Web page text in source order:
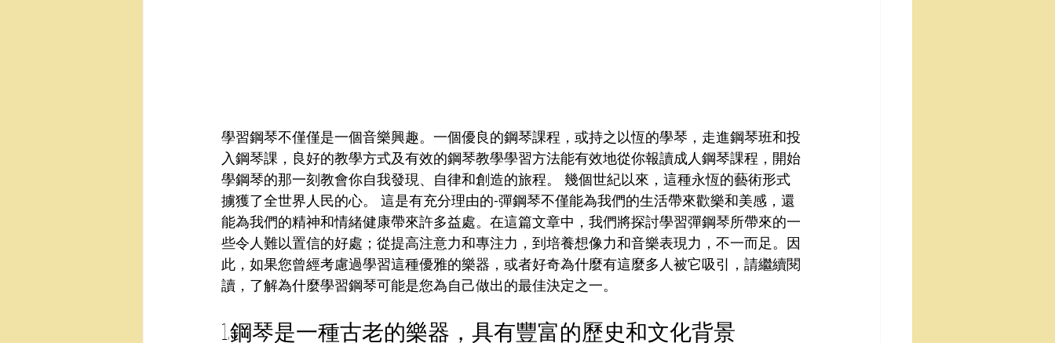
學習鋼琴不僅僅是一個音樂興趣。一個優良的鋼琴課程，或持之以恆的學琴，走進鋼琴班和投
入鋼琴課，良好的教學方式及有效的鋼琴教學學習方法能有效地從你報讀成人鋼琴課程，開始
學鋼琴的那一刻教會你自我發現、自律和創造的旅程。 幾個世紀以來，這種永恆的藝術形式
擄獲了全世界人民的心。 這是有充分理由的-彈鋼琴不僅能為我們的生活帶來歡樂和美感，還
能為我們的精神和情緒健康帶來許多益處。在這篇文章中，我們將探討學習彈鋼琴所帶來的一
些令人難以置信的好處；從提高注意力和專注力，到培養想像力和音樂表現力，不一而足。因
此，如果您曾經考慮過學習這種優雅的樂器，或者好奇為什麼有這麼多人被它吸引，請繼續閱
讀，了解為什麼學習鋼琴可能是您為自己做出的最佳決定之一。
1.鋼琴是一種古老的樂器，具有豐富的歷史和文化背景